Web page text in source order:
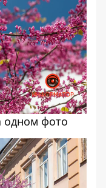
одном фото